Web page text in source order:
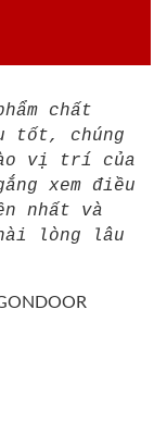
chất
tốt, chúng
vị trí của
xem điều
nhất và
lòng lâu